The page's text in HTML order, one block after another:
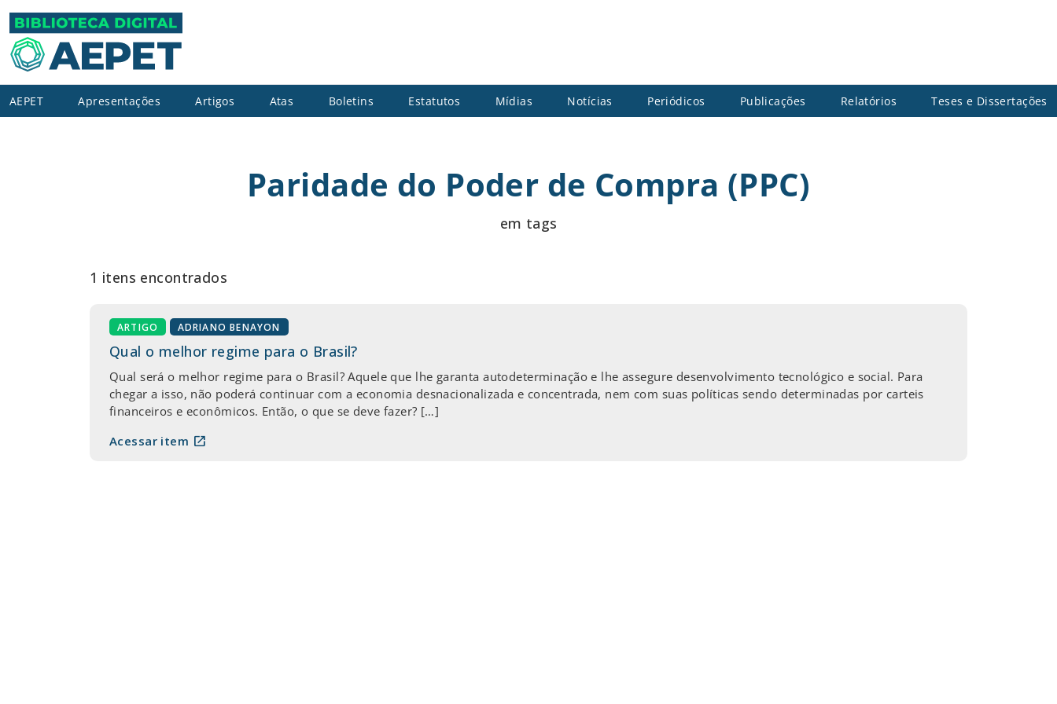
AEPET Apresentações Artigos Atas Boletins Estatutos Mídias Notícias Periódicos Publicações Relatórios Teses e Dissertações
Paridade do Poder de Compra (PPC)
em tags
1 itens encontrados
ARTIGO ADRIANO BENAYON
Qual o melhor regime para o Brasil?
Qual será o melhor regime para o Brasil? Aquele que lhe garanta autodeterminação e lhe assegure desenvolvimento tecnológico e social. Para
chegar a isso, não poderá continuar com a economia desnacionalizada e concentrada, nem com suas políticas sendo determinadas por carteis
financeiros e econômicos. Então, o que se deve fazer? […]
Acessar item open_in_new